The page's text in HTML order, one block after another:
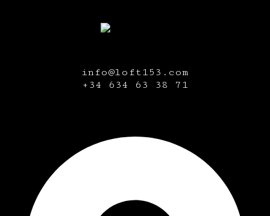
info@loft153.com
+34 634 63 38 71